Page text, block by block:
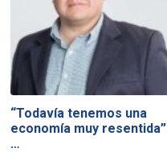
“Todavía tenemos una
economía muy
…